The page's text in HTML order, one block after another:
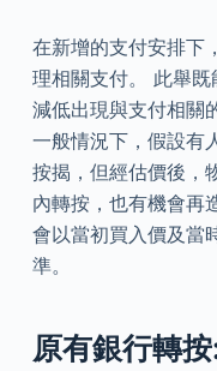
在新增的支付安排下
理相關支付。 此舉
減低出現與支付相關
一般情況下，假設有
按揭，但經估價後，
內轉按，也有機會再
會以當初買入價及當
準。
原有銀行轉